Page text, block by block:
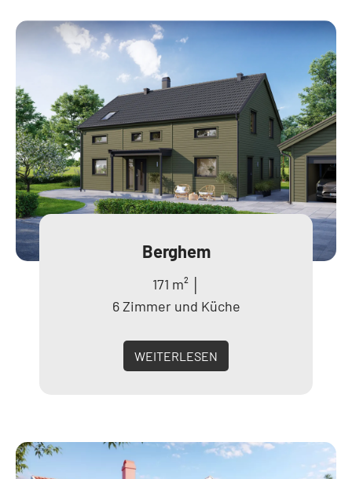
Berghem
171 m² │
6 Zimmer und Küche
WEITERLESEN